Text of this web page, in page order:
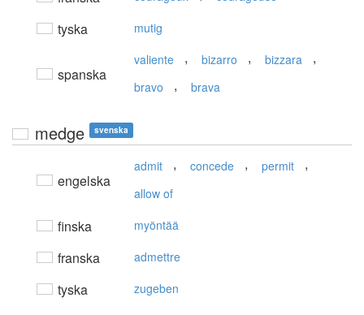
tyska mutig
spanska
valiente , bizarro , bizzara ,
bravo , brava
medge svenska
engelska
admit , concede , permit ,
allow of
finska myöntää
franska admettre
tyska zugeben